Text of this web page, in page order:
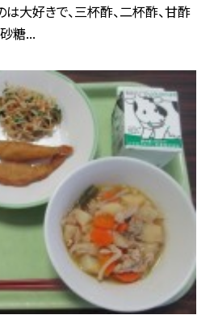
大好きで、三杯酢、二杯酢、甘酢
糖...